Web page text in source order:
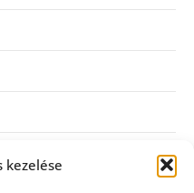
kezelése